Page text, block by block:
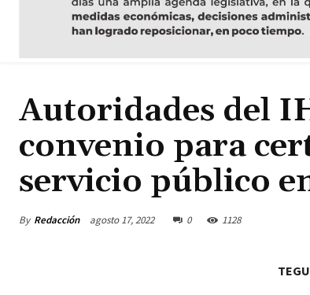
Autoridades del
convenio para
servicio público
By Redacción agosto 17, 2022 0 1128